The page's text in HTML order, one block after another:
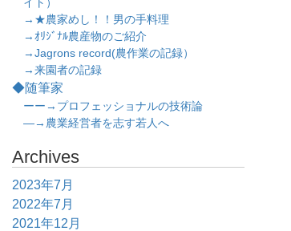
→★農家めし！！男の手料理
→ｵﾘｼﾞﾅﾙ農産物のご紹介
→Jagrons record(農作業の記録）
→来園者の記録
◆随筆家
ーー→プロフェッショナルの技術論
―→農業経営者を志す若人へ
Archives
2023年7月
2022年7月
2021年12月